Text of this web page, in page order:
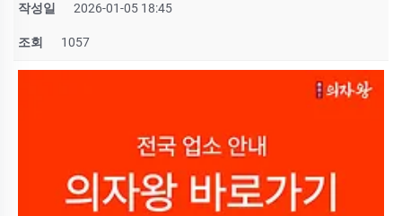
작성일 2026-01-05 18:45
조회 1057